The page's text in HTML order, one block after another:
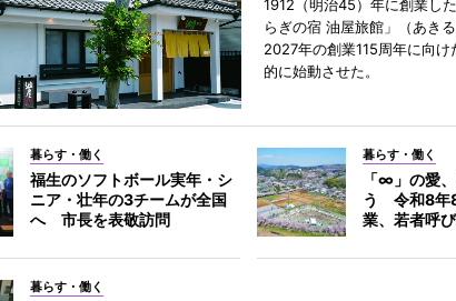
1912（明治45）年に創業し
らぎの宿 油屋旅館」（あき
2027年の創業115周年に向け
的に始動させた。
暮らす・働く
福生のソフトボール実年・シ
ニア・壮年の3チームが全国
へ 市長を表敬訪問
暮らす・働く
「∞」の愛
う 令和8年
業、若者呼
暮らす・働く